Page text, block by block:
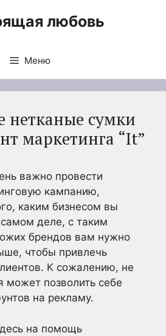
любовь
Меню
сумки
маркетинга “It”
важно провести
кампанию,
каким бизнесом вы
деле, с таким
брендов вам нужно
чтобы привлечь
К сожалению, не
может позволить себе
на рекламу.
на помощь